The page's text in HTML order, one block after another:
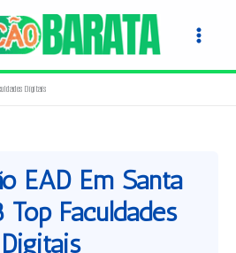
Digitais
EAD Em Santa
Top Faculdades
Digitais